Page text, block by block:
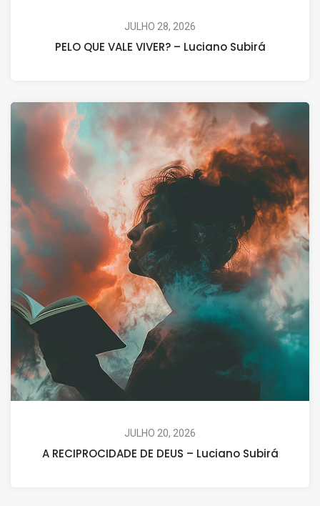
JULHO 28, 2026
PELO QUE VALE VIVER? – Luciano Subirá
JULHO 20, 2026
A RECIPROCIDADE DE DEUS – Luciano Subirá